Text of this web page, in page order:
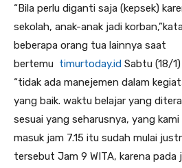
“Bila perlu diganti saja (kepsek)
sekolah, anak-anak jadi
beberapa orang tua lainnya saat
bertemu timurtoday.id Sabtu (18/
“tidak ada manejemen dalam
yang baik. waktu belajar yang
sesuai yang seharusnya, yang
masuk jam 7.15 itu sudah mulai
tersebut Jam 9 WITA, karena